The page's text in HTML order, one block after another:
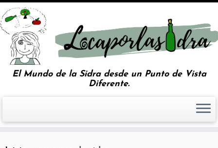
El Mundo de la Sidra desde un Punto de Vista
Diferente.